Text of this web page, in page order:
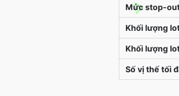
Mức stop-
Khối lượng
Khối lượng
Số vị thế tối